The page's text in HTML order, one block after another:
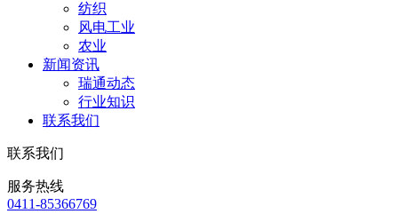
纺织
风电工业
农业
新闻资讯
瑞通动态
行业知识
联系我们
联系我们
服务热线
0411-85366769